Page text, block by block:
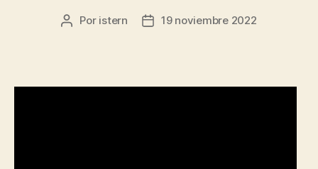
Autor
Por istern
Fecha19 noviembre 2022